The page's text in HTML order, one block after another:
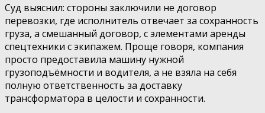
Суд выяснил: стороны заключили не договор
перевозки, где исполнитель отвечает за сохранность
груза, а смешанный договор, с элементами аренды
спецтехники с экипажем. Проще говоря, компания
просто предоставила машину нужной
грузоподъёмности и водителя, а не взяла на себя
полную ответственность за доставку
трансформатора в целости и сохранности.